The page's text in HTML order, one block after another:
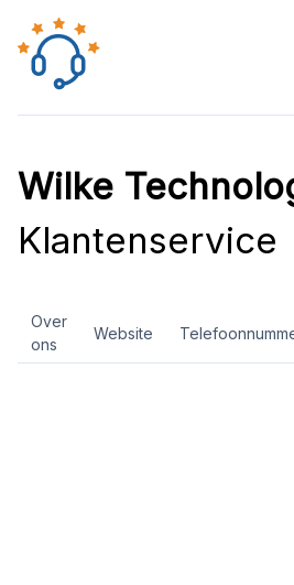
Wilke
Klantenservice
Over
ons
Website